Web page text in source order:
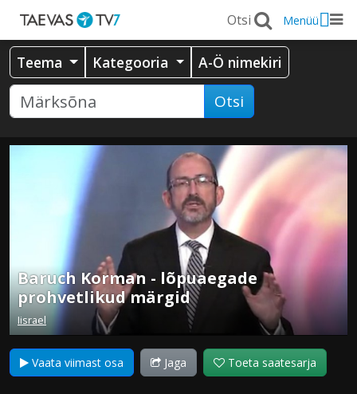
Menüü
Teema Kategooria A-Ö nimekiri
Otsi
Baruch Korman - lõpuaegade
prohvetlikud märgid
Iisrael
Vaata viimast osa Jaga Toeta saatesarja